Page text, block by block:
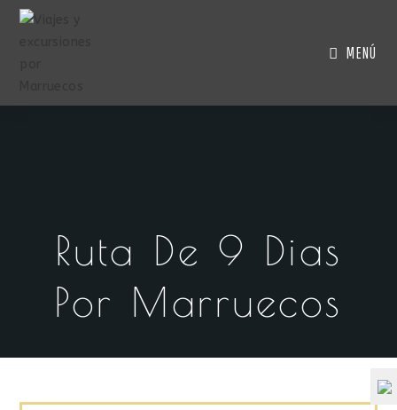
MENÚ
Ruta De 9 Dias
Por Marruecos